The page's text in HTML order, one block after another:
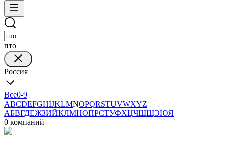
пто
Россия
Все0-9
ABCDEFGHIJKLMNOPQRSTUVWXYZ
АБВГДЕЖЗИЙКЛМНОПРСТУФХЦЧШЩЭЮЯ
0 компаний